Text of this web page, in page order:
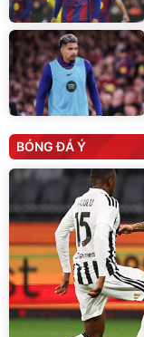
BÓNG ĐÁ Ý